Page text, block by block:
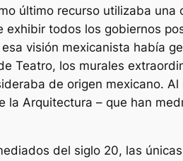
último recurso utilizaba una
todos los gobiernos
visión mexicanista había
Teatro, los murales
de origen mexicano.
Arquitectura – que han
del siglo 20, las